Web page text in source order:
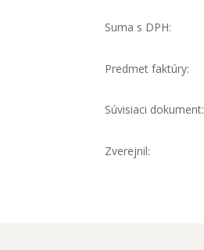
Suma s DPH:
Predmet faktúry:
Súvisiaci dokument:
Zverejnil: